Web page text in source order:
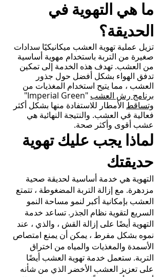
ما هي التهوية في
الحديقة؟
تزيل عملية تهوية العشب ميكانيكيًا سدادات
صغيرة من التربة باستخدام مهوية أساسية
من العشب. تهدف هذه الخدمة إلى تمكين
تدفق الهواء بشكل أفضل حول جذور
العشب ، مما يتيح استخدام المغذيات من
برنامج رش العشب "Imperial Green"
وتساقط الأمطار للاستفادة منها بشكل أكثر
فعالية في العشب. والنتيجة النهائية هي
عشب أقوى وأكثر صحة.
لماذا يجب عليك تهوية
حديقتك
التهوية هي خدمة أساسية لحديقة صحية
مزدهرة. مع إزالة التربة المضغوطة ، تتمتع
العشب بإمكانية أكبر لنمو مساحة النمو
السريع لتقوية نظام الجذر. تساعد خدمة
التهوية أيضًا على إزالة القش ، والذي ، عند
نموه بشكل مفرط ، يمكن أن يمنع امتصاص
الأسمدة والمغذيات والمياه من اختراق
التربة. ستعمل خدمة تهوية العشب أيضًا
على تعزيز العشب الأخضر الذي من شأنه